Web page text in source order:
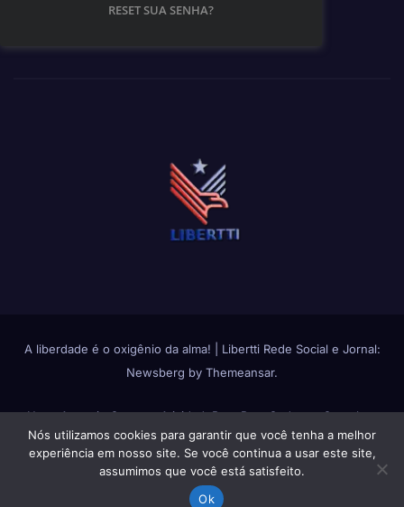
RESET SUA SENHA?
A liberdade é o oxigênio da alma!
Libertti Rede Social e Jornal:
Newsberg by Themeansar.
HomeAnuncie ConoscoAtividadeBate PapoCadastro Completo
Change avatarFluxos de AtividadesFotosGrupos LoginMembros
Política de Uso do Libertti
Nós utilizamos cookies para garantir que você tenha a melhor
experiência em nosso site. Se você continua a usar este site,
assumimos que você está satisfeito.
Ok